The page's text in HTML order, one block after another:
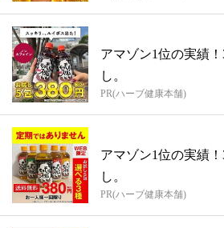
アマゾン1位の実績
し。
PR(ハーブ健康本舗)
アマゾン1位の実績
し。
PR(ハーブ健康本舗)